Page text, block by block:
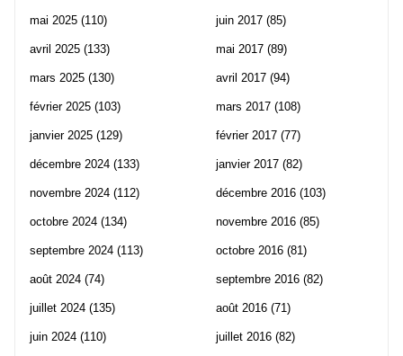
mai 2025 (110)
avril 2025 (133)
mars 2025 (130)
février 2025 (103)
janvier 2025 (129)
décembre 2024 (133)
novembre 2024 (112)
octobre 2024 (134)
septembre 2024 (113)
août 2024 (74)
juillet 2024 (135)
juin 2024 (110)
juin 2017 (85)
mai 2017 (89)
avril 2017 (94)
mars 2017 (108)
février 2017 (77)
janvier 2017 (82)
décembre 2016 (103)
novembre 2016 (85)
octobre 2016 (81)
septembre 2016 (82)
août 2016 (71)
juillet 2016 (82)